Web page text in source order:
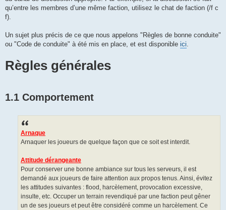
qu’entre les membres d’une même faction, utilisez le chat de faction (/f c
f).
Un sujet plus précis de ce que nous appelons "Règles de bonne conduite"
ou "Code de conduite" à été mis en place, et est disponible ici.
Règles générales
1.1 Comportement
Arnaque
Arnaquer les joueurs de quelque façon que ce soit est interdit.
Attitude dérangeante
Pour conserver une bonne ambiance sur tous les serveurs, il est
demandé aux joueurs de faire attention aux propos tenus. Ainsi, évitez
les attitudes suivantes : flood, harcèlement, provocation excessive,
insulte, etc. Occuper un terrain revendiqué par une faction peut gêner
un de ses joueurs et peut être considéré comme un harcèlement. Ce